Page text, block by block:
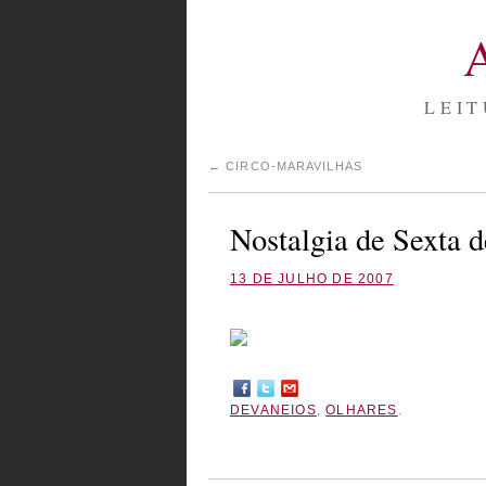
← CIRCO-MARAVILHAS
Nostalgia de Sexta
13 DE JULHO DE 2007
DEVANEIOS,OLHARES .